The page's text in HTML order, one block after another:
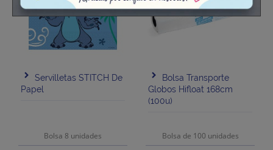
Servilletas STITCH De
Papel
Bolsa 8 unidades
Bolsa Transporte
Globos Hifloat 168cm
(100u)
Bolsa de 100 unidades